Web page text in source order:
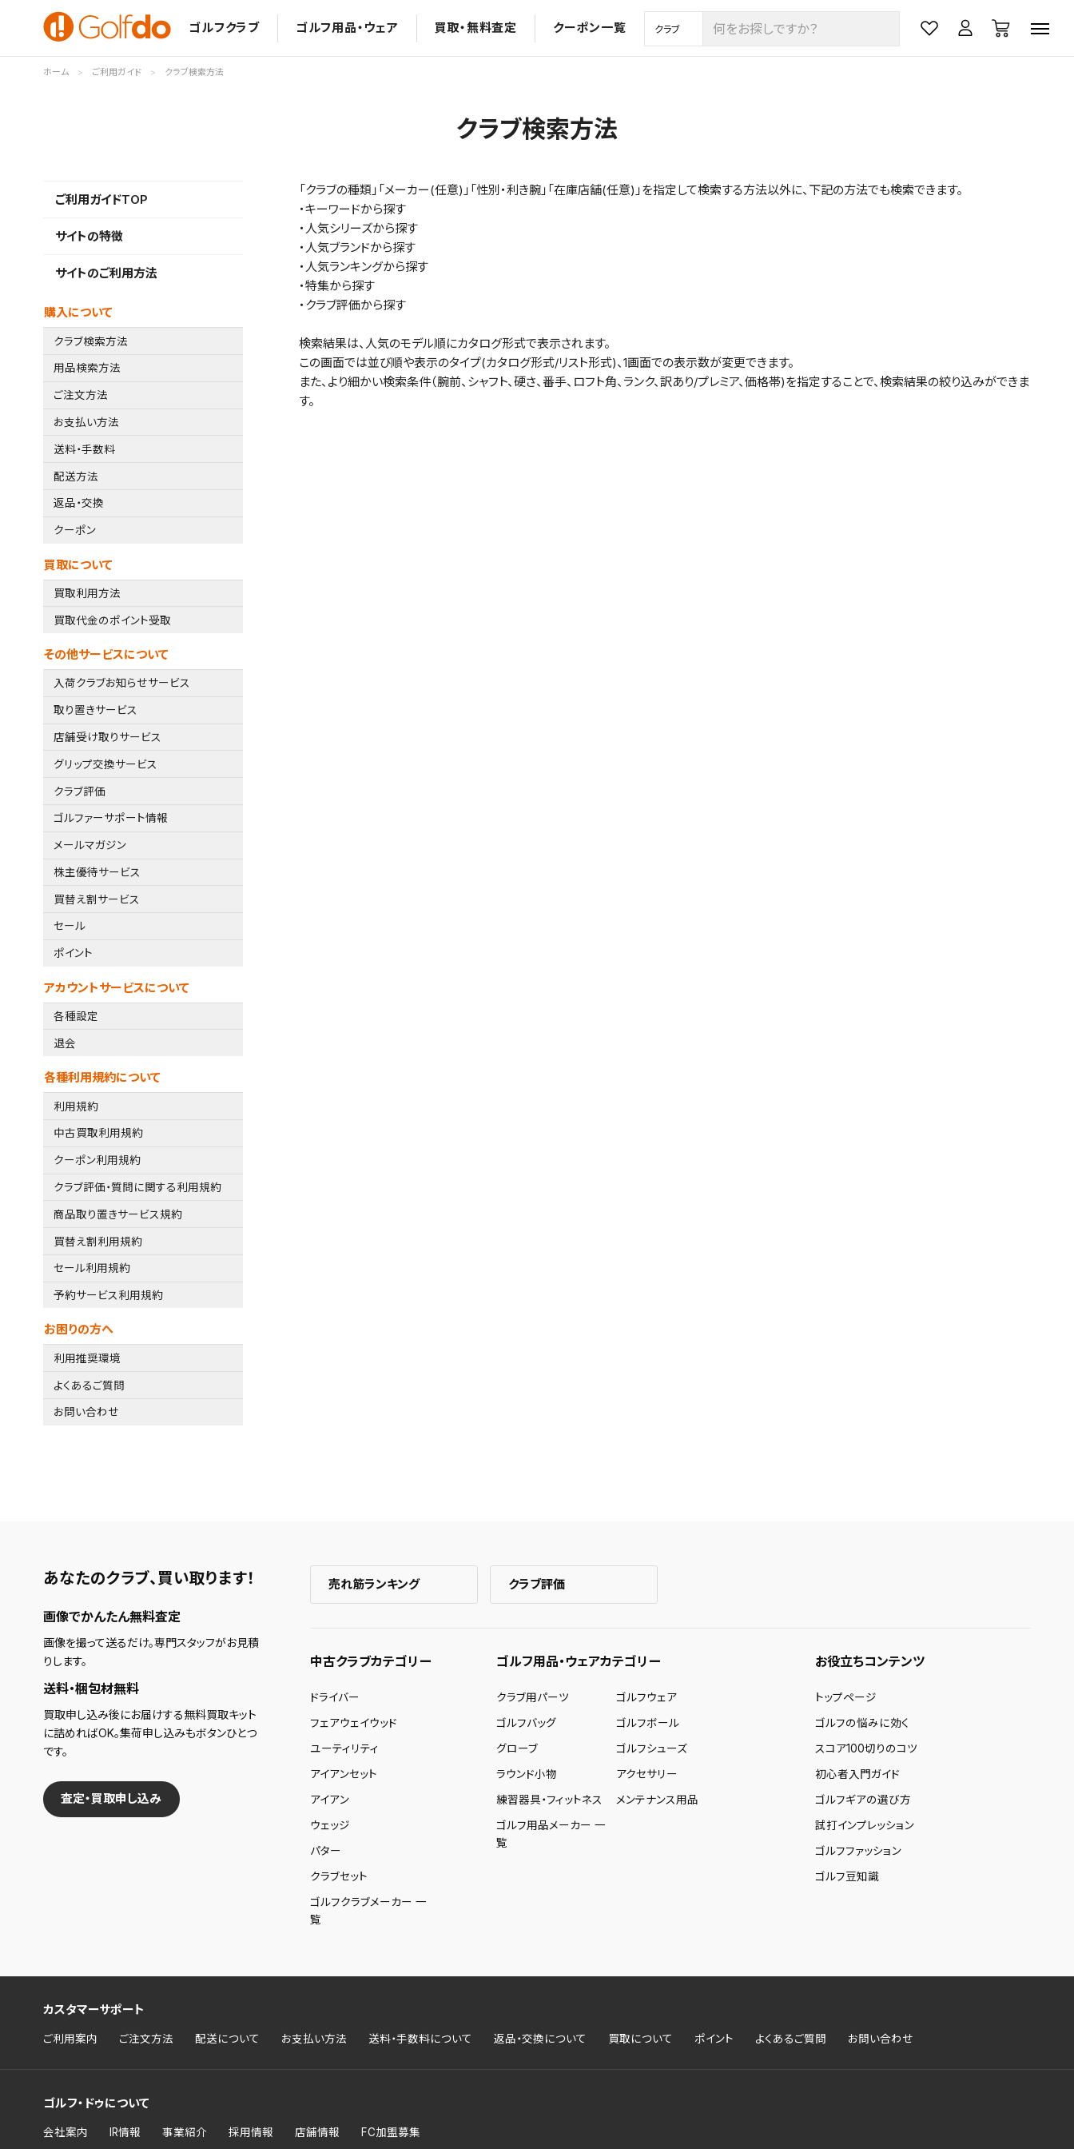
ゴルフクラブ ゴルフ用品・ウェア 買取・無料査定 クーポン一覧
ホーム ご利用ガイド クラブ検索方法
クラブ検索方法
「クラブの種類」「メーカー(任意)」「性別・利き腕」「在庫店舗(任意)」を指定して検索する方法以外に、下記の方法でも検索できます。
・キーワードから探す
・人気シリーズから探す
・人気ブランドから探す
・人気ランキングから探す
・特集から探す
・クラブ評価から探す
検索結果は、人気のモデル順にカタログ形式で表示されます。
この画面では並び順や表示のタイプ(カタログ形式/リスト形式)、1画面での表示数が変更できます。
また、より細かい検索条件（腕前、シャフト、硬さ、番手、ロフト角、ランク、訳あり/プレミア、価格帯)を指定することで、検索結果の絞り込みができま
す。
ご利用ガイドTOP
サイトの特徴
サイトのご利用方法
購入について
クラブ検索方法
用品検索方法
ご注文方法
お支払い方法
送料・手数料
配送方法
返品・交換
クーポン
買取について
買取利用方法
買取代金のポイント受取
その他サービスについて
入荷クラブお知らせサービス
取り置きサービス
店舗受け取りサービス
グリップ交換サービス
クラブ評価
ゴルファーサポート情報
メールマガジン
株主優待サービス
買替え割サービス
セール
ポイント
アカウントサービスについて
各種設定
退会
各種利用規約について
利用規約
中古買取利用規約
クーポン利用規約
クラブ評価・質問に関する利用規約
商品取り置きサービス規約
買替え割利用規約
セール利用規約
予約サービス利用規約
お困りの方へ
利用推奨環境
よくあるご質問
お問い合わせ
あなたのクラブ、 買い取ります！
画像でかんたん無料査定
画像を撮って送るだけ。専門スタッフがお見積
りします。
送料・梱包材無料
買取申し込み後にお届けする無料買取キット
に詰めればOK。集荷申し込みもボタンひとつ
です。
査定・買取申し込み
売れ筋ランキング クラブ評価
中古クラブカテゴリー
ドライバー
フェアウェイウッド
ユーティリティ
アイアンセット
アイアン
ウェッジ
パター
クラブセット
ゴルフクラブメーカー 一
覧
ゴルフ用品・ウェアカテゴリー
クラブ用パーツ
ゴルフウェア
ゴルフバッグ
ゴルフボール
グローブ
ゴルフシューズ
ラウンド小物
アクセサリー
練習器具・フィットネス
メンテナンス用品
ゴルフ用品メーカー 一
覧
お役立ちコンテンツ
トップページ
ゴルフの悩みに効く
スコア100切りのコツ
初心者入門ガイド
ゴルフギアの選び方
試打インプレッション
ゴルフファッション
ゴルフ豆知識
カスタマーサポート
ご利用案内 ご注文方法 配送について お支払い方法 送料・手数料について 返品・交換について 買取について ポイント よくあるご質問 お問い合わせ
ゴルフ・ドゥについて
会社案内 IR情報 事業紹介 採用情報 店舗情報 FC加盟募集